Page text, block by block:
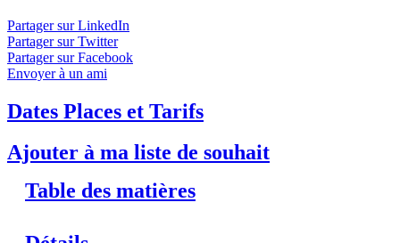
Partager sur LinkedIn
Partager sur Twitter
Partager sur Facebook
Envoyer à un ami
Dates Places et Tarifs
Ajouter à ma liste de souhait
Table des matières